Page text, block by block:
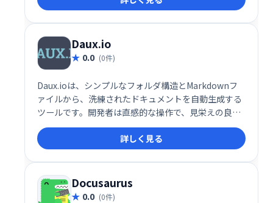
Daux.io
0.0 (0件)
Daux.ioは、シンプルなフォルダ構造とMarkdownフ
ァイルから、洗練されたドキュメントを自動生成する
ツールです。開発者は直感的な操作で、見栄えの良い
ドキュメントを作成できます。 面倒な設定や複雑な操
作は不要。 Markdownの知識があれば、すぐに使い始
めることができ、効率的なドキュメント作成を実現し
ます。 開発者にとって理想的なドキュメントジェネレ
ーターとして、多くの時間を節約し、生産性を向上さ
せます。
詳しく見る
Docusaurus
0.0 (0件)